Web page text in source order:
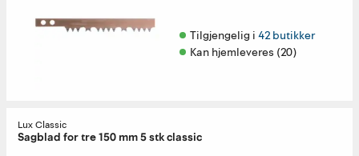
Tilgjengelig i 42 butikker
Kan hjemleveres (20)
Lux Classic
Sagblad for tre 150 mm 5 stk classic